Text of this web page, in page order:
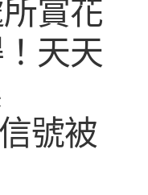
所賞花
天天
號被